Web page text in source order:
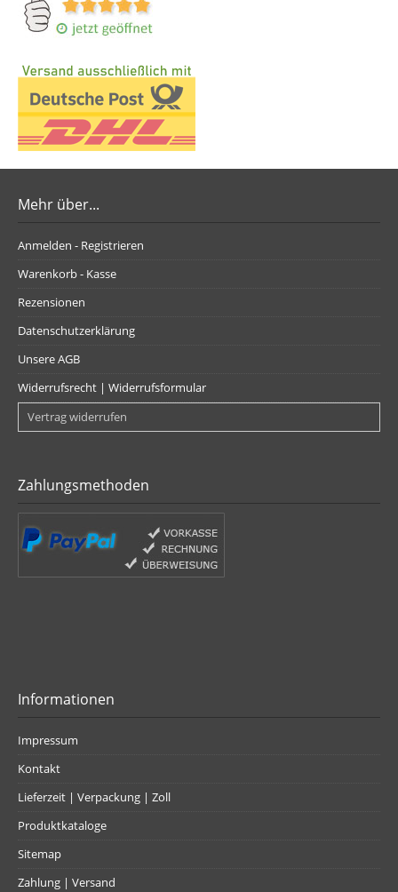
Mehr über...
Anmelden - Registrieren
Warenkorb - Kasse
Rezensionen
Datenschutzerklärung
Unsere AGB
Widerrufsrecht | Widerrufsformular
Vertrag widerrufen
Zahlungsmethoden
Informationen
Impressum
Kontakt
Lieferzeit | Verpackung | Zoll
Produktkataloge
Sitemap
Zahlung | Versand